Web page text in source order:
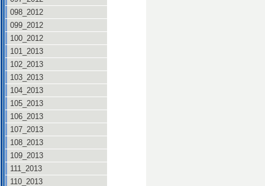
098_2012
099_2012
100_2012
101_2013
102_2013
103_2013
104_2013
105_2013
106_2013
107_2013
108_2013
109_2013
111_2013
110_2013